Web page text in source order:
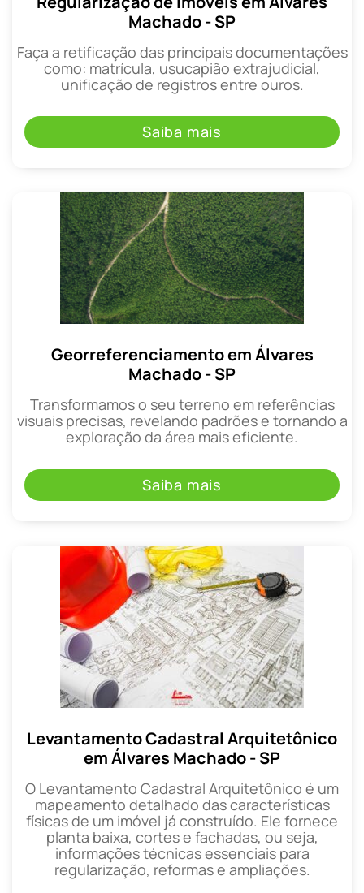
Machado - SP
Faça a retificação das principais documentações
como: matrícula, usucapião extrajudicial,
unificação de registros entre ouros.
Saiba mais
Georreferenciamento em Álvares
Machado - SP
Transformamos o seu terreno em referências
visuais precisas, revelando padrões e tornando a
exploração da área mais eficiente.
Saiba mais
Levantamento Cadastral Arquitetônico
em Álvares Machado - SP
O Levantamento Cadastral Arquitetônico é um
mapeamento detalhado das características
físicas de um imóvel já construído. Ele fornece
planta baixa, cortes e fachadas, ou seja,
informações técnicas essenciais para
regularização, reformas e ampliações.